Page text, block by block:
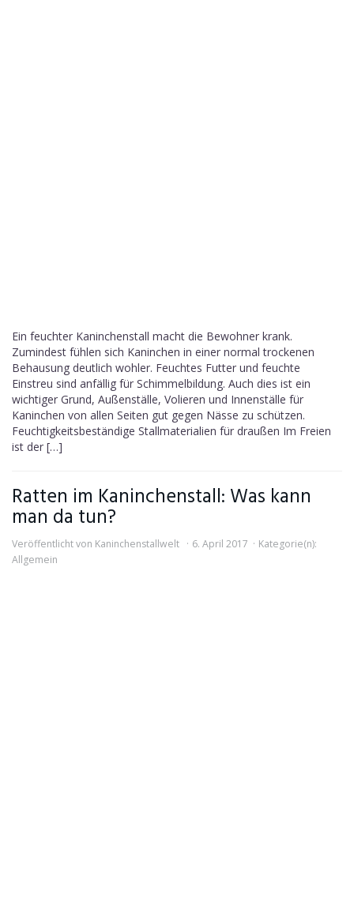
Ein feuchter Kaninchenstall macht die Bewohner krank.
Zumindest fühlen sich Kaninchen in einer normal trockenen
Behausung deutlich wohler. Feuchtes Futter und feuchte
Einstreu sind anfällig für Schimmelbildung. Auch dies ist ein
wichtiger Grund, Außenställe, Volieren und Innenställe für
Kaninchen von allen Seiten gut gegen Nässe zu schützen.
Feuchtigkeitsbeständige Stallmaterialien für draußen Im Freien
ist der […]
Ratten im Kaninchenstall: Was kann
man da tun?
Veröffentlicht von Kaninchenstallwelt 6. April 2017
Kategorie(n):
Allgemein